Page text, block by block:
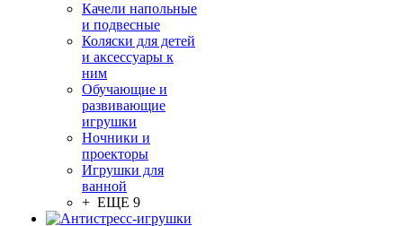
Качели напольные
и подвесные
Коляски для детей
и аксессуары к
ним
Обучающие и
развивающие
игрушки
Ночники и
проекторы
Игрушки для
ванной
+ ЕЩЕ 9